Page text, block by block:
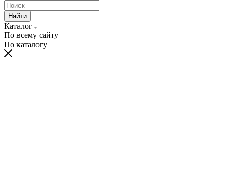
Найти
Каталог
По всему сайту
По каталогу